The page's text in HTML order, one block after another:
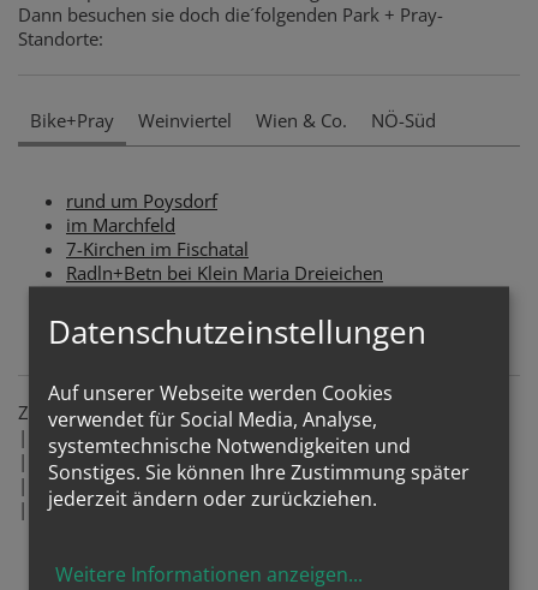
Dann besuchen sie doch die´folgenden Park + Pray-
Standorte:
Bike+Pray Weinviertel Wien & Co. NÖ-Süd
rund um Poysdorf
im Marchfeld
7-Kirchen im Fischatal
Radln+Betn bei Klein Maria Dreieichen
Zeichenerklärung:
| B+P | ....... liegt an einer Bike+Pray-Route
|
| ....... Parkplatz
|
| ....... Radständer
|
| ....... Plug + Pray für E-Autos
Datenschutzeinstellungen
Auf unserer Webseite werden Cookies
verwendet für Social Media, Analyse,
systemtechnische Notwendigkeiten und
Sonstiges. Sie können Ihre Zustimmung später
jederzeit ändern oder zurückziehen.
Weitere Informationen anzeigen...